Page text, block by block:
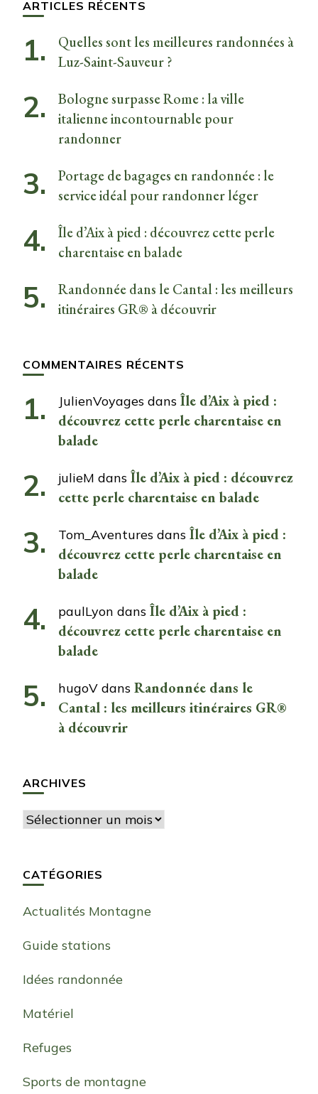
ARTICLES RÉCENTS
Quelles sont les meilleures randonnées à
Luz-Saint-Sauveur ?
Bologne surpasse Rome : la ville
italienne incontournable pour
randonner
Portage de bagages en randonnée : le
service idéal pour randonner léger
Île d’Aix à pied : découvrez cette perle
charentaise en balade
Randonnée dans le Cantal : les meilleurs
itinéraires GR® à découvrir
COMMENTAIRES RÉCENTS
JulienVoyages dans Île d’Aix à pied :
découvrez cette perle charentaise en
balade
julieM dans Île d’Aix à pied : découvrez
cette perle charentaise en balade
Tom_Aventures dans Île d’Aix à pied :
découvrez cette perle charentaise en
balade
paulLyon dans Île d’Aix à pied :
découvrez cette perle charentaise en
balade
hugoV dans Randonnée dans le
Cantal : les meilleurs itinéraires GR®
à découvrir
ARCHIVES
Archives
CATÉGORIES
Actualités Montagne
Guide stations
Idées randonnée
Matériel
Refuges
Sports de montagne